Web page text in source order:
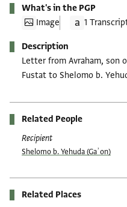
What's in the PGP
Image
1
Description
Letter from Avraham, son
Fustat to Shelomo b.
Related People
Recipient
Shelomo b. Yehuda (Gaʾon)
Related Places